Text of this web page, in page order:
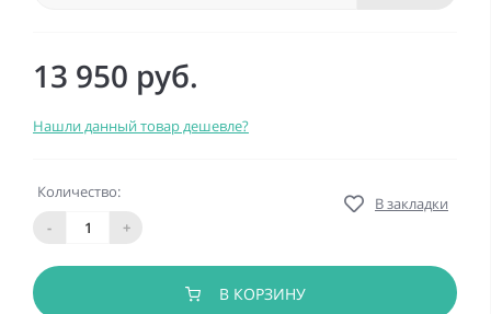
13 950 руб.
Нашли данный товар дешевле?
Количество:
-
+
В закладки
В КОРЗИНУ